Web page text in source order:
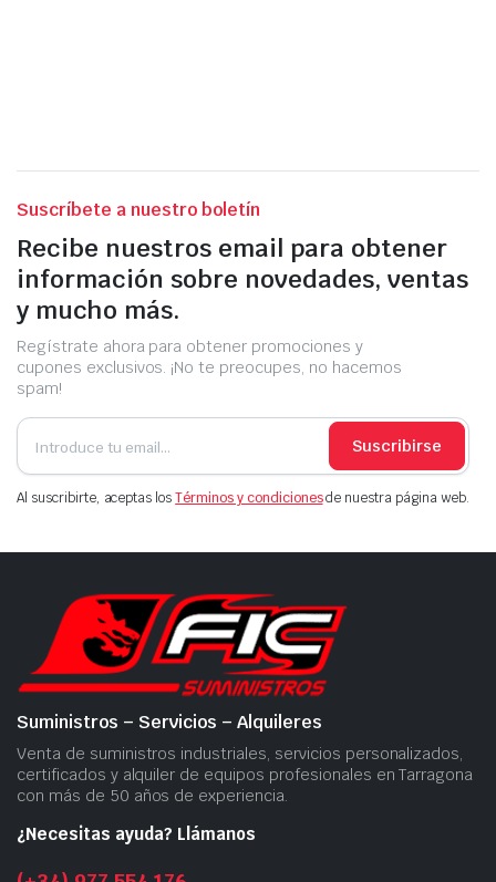
Suscríbete a nuestro boletín
Recibe nuestros email para obtener
información sobre novedades, ventas
y mucho más.
Regístrate ahora para obtener promociones y
cupones exclusivos. ¡No te preocupes, no hacemos
spam!
Suscribirse
Al suscribirte, aceptas losTérminos y condicionesde nuestra página web.
Suministros – Servicios – Alquileres
Venta de suministros industriales, servicios personalizados,
certificados y alquiler de equipos profesionales en Tarragona
con más de 50 años de experiencia.
¿Necesitas ayuda? Llámanos